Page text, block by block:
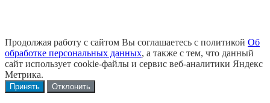
Продолжая работу с сайтом Вы соглашаетесь с политикой Об
обработке персональных данных, а также с тем, что данный
сайт использует cookie-файлы и сервис веб-аналитики Яндекс
Метрика.
Принять Отклонить